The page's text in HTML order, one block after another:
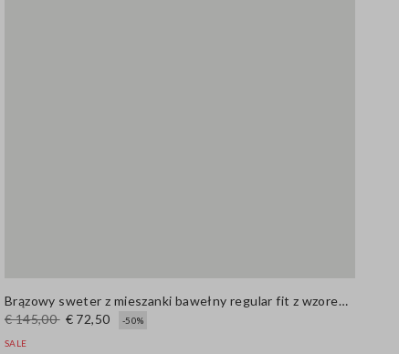
Brązowy sweter z mieszanki bawełny regular fit z wzorem w kratę
€ 145,00 € 72,50 -50%
SALE